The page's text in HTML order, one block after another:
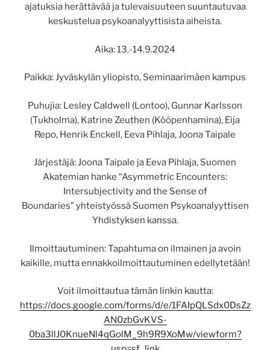
ajatuksia herättävää ja tulevaisuuteen suuntautuvaa
keskustelua psykoanalyyttisista aiheista.
Aika: 13.-14.9.2024
Paikka: Jyväskylän yliopisto, Seminaarimäen kampus
Puhujia: Lesley Caldwell (Lontoo), Gunnar Karlsson
(Tukholma), Katrine Zeuthen (Kööpenhamina), Eija
Repo, Henrik Enckell, Eeva Pihlaja, Joona Taipale
Järjestäjä: Joona Taipale ja Eeva Pihlaja, Suomen
Akatemian hanke “Asymmetric Encounters:
Intersubjectivity and the Sense of
Boundaries” yhteistyössä Suomen Psykoanalyyttisen
Yhdistyksen kanssa.
Ilmoittautuminen: Tapahtuma on ilmainen ja avoin
kaikille, mutta ennakkoilmoittautuminen edellytetään!
Voit ilmoittautua tämän linkin kautta:
https://docs.google.com/forms/d/e/1FAIpQLSdx0DsZz
AN0zbGvKVS-
0ba3llJ0KnueNl4qGolM_9h9R9XoMw/viewform?